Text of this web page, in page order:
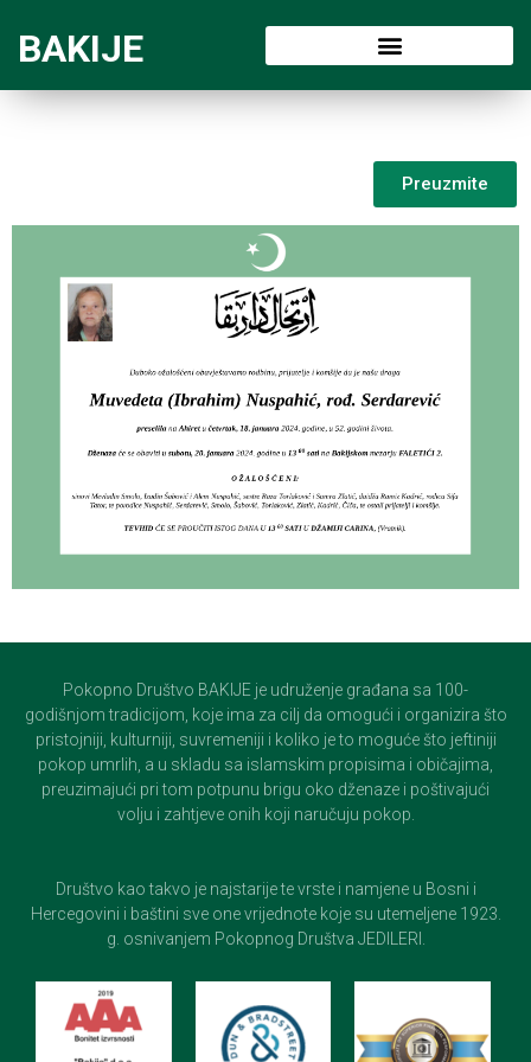
BAKIJE
Preuzmite
Pokopno Društvo BAKIJE je udruženje građana sa 100-
godišnjom tradicijom, koje ima za cilj da omogući i organizira što
pristojniji, kulturniji, suvremeniji i koliko je to moguće što jeftiniji
pokop umrlih, a u skladu sa islamskim propisima i običajima,
preuzimajući pri tom potpunu brigu oko dženaze i poštivajući
volju i zahtjeve onih koji naručuju pokop.
Društvo kao takvo je najstarije te vrste i namjene u Bosni i
Hercegovini i baštini sve one vrijednote koje su utemeljene 1923.
g. osnivanjem Pokopnog Društva JEDILERI.